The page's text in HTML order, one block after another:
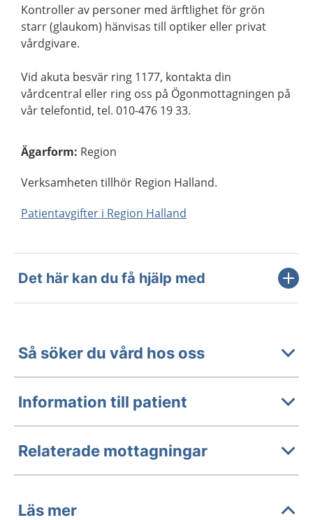
Kontroller av personer med ärftlighet för grön
starr (glaukom) hänvisas till optiker eller privat
vårdgivare.
Vid akuta besvär ring 1177, kontakta din
vårdcentral eller ring oss på Ögonmottagningen på
vår telefontid, tel. 010-476 19 33.
Ägarform: Region
Verksamheten tillhör Region Halland.
Patientavgifter i Region Halland
Det här kan du få hjälp med
Så söker du vård hos oss
Information till patient
Relaterade mottagningar
Läs mer